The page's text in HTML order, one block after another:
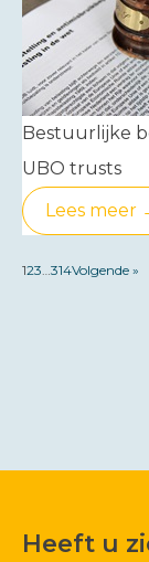
Bestuurlijke
UBO trusts
Lees meer
123 314Volgende »
Heeft u